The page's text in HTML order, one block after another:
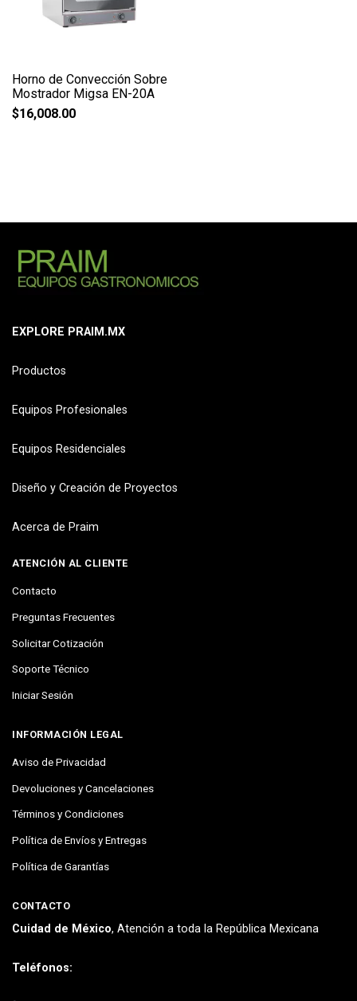
Horno de Convección Sobre
Mostrador Migsa EN-20A
$16,008.00
EXPLORE PRAIM.MX
Productos
Equipos Profesionales
Equipos Residenciales
Diseño y Creación de Proyectos
Acerca de Praim
ATENCIÓN AL CLIENTE
Contacto
Preguntas Frecuentes
Solicitar Cotización
Soporte Técnico
Iniciar Sesión
INFORMACIÓN LEGAL
Aviso de Privacidad
Devoluciones y Cancelaciones
Términos y Condiciones
Política de Envíos y Entregas
Política de Garantías
CONTACTO
Cuidad de México, Atención a toda la República Mexicana
Teléfonos: